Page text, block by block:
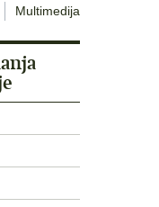
Multimedija